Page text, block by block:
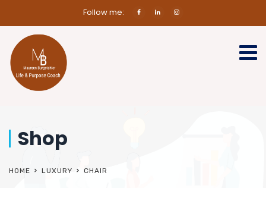
Follow me:
Shop
HOME LUXURY CHAIR